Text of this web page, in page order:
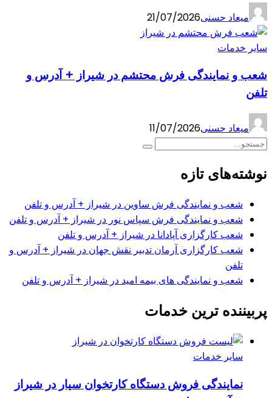
میعاد حسنی21/07/2026
سایر خدمات
شعب و نمایندگی فرش محتشم در شیراز + آدرس و
تلفن
میعاد حسنی11/07/2026
نوشته‌های تازه
شعب و نمایندگی فرش ساوین در شیراز + آدرس و تلفن
شعب و نمایندگی فرش سپاس نور در شیراز + آدرس و تلفن
شعب کارگزاری آپادانا در شیراز + آدرس و تلفن
شعب کارگزاری آرمان تدبیر نقش جهان در شیراز + آدرس و
تلفن
شعب و نمایندگی های بیمه امید در شیراز + آدرس و تلفن
پربیننده ترین خدمات
سایر خدمات
نمایندگی فروش دستگاه کارتخوان سیار در شیراز